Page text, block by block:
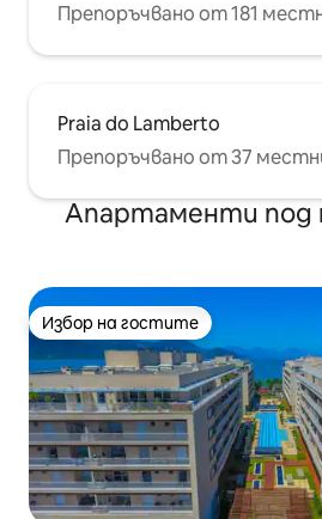
Препоръчвано от 181
Praia do Lamberto
Препоръчвано от 37
Апартаменти под
Избор на гостите
Избор на гостите